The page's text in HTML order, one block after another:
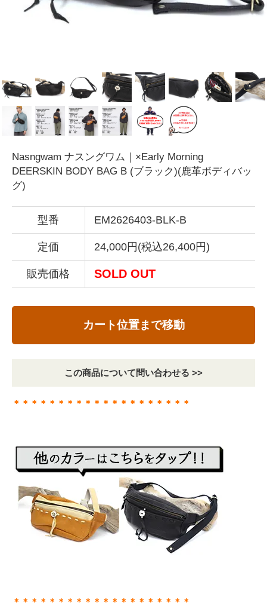
Nasngwam ナスングワム｜×Early Morning
DEERSKIN BODY BAG B (ブラック)(鹿革ボディバッ
グ)
型番 EM2626403-BLK-B
定価 24,000円(税込26,400円)
販売価格 SOLD OUT
カート位置まで移動
この商品について問い合わせる >>
＊＊＊＊＊＊＊＊＊＊＊＊＊＊＊＊＊＊＊＊
＊＊＊＊＊＊＊＊＊＊＊＊＊＊＊＊＊＊＊＊